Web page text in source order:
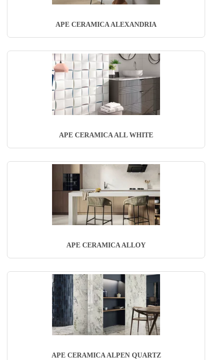
APE CERAMICA ALEXANDRIA
APE CERAMICA ALL WHITE
APE CERAMICA ALLOY
APE CERAMICA ALPEN QUARTZ